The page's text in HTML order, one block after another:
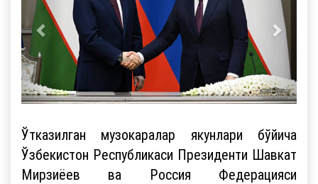
Ўтказилган музокаралар якунлари бўйича
Ўзбекистон Республикаси Президенти Шавкат
Мирзиёев ва Россия Федерацияси